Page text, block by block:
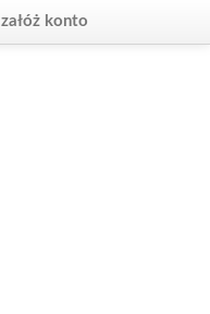
załóż konto